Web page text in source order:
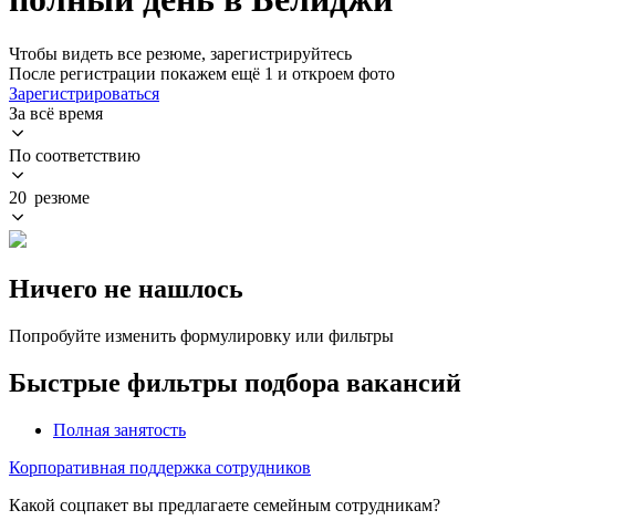
Чтобы видеть все резюме, зарегистрируйтесь
После регистрации покажем ещё 1 и откроем фото
Зарегистрироваться
За всё время
По соответствию
20 резюме
Ничего не нашлось
Попробуйте изменить формулировку или фильтры
Быстрые фильтры подбора вакансий
Полная занятость
Корпоративная поддержка сотрудников
Какой соцпакет вы предлагаете семейным сотрудникам?